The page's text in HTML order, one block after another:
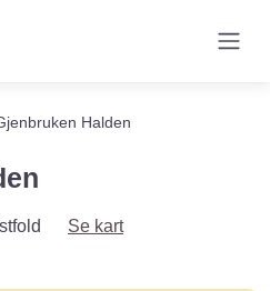
Halden
Se kart